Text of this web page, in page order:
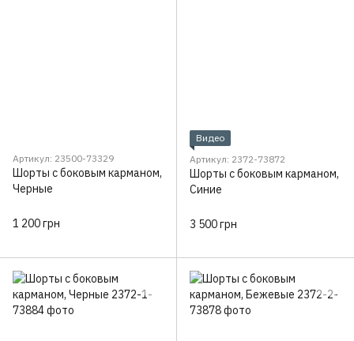
Артикул: 23500-73329
Шорты с боковым карманом,
Черные
1 200 грн
Видео
Артикул: 2372-73872
Шорты с боковым карманом,
Синие
3 500 грн